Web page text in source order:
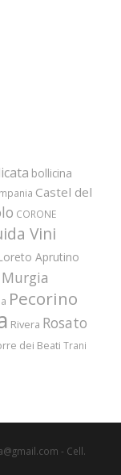
bollicina
Castel del
CORONE
Vini
Aprutino
Murgia
Pecorino
Rivera Rosato
dei Beati Trani
- Cell.